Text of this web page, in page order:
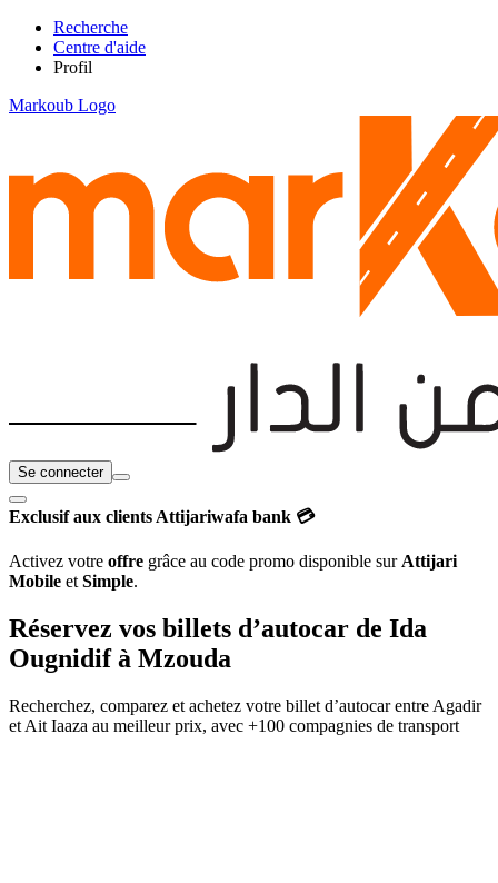
Recherche
Centre d'aide
Profil
Markoub Logo
Se connecter
Exclusif aux clients Attijariwafa bank 💳
Activez votre offre grâce au code promo disponible sur Attijari
Mobile et Simple.
Réservez vos billets d’autocar de Ida
Ougnidifà Mzouda
Recherchez, comparez et achetez votre billet d’autocar entre Agadir
et Ait Iaaza au meilleur prix, avec +100 compagnies de transport